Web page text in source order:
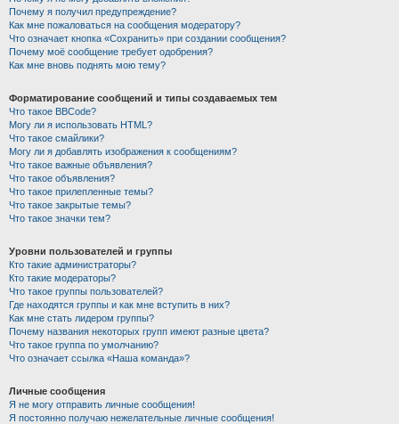
Почему я получил предупреждение?
Как мне пожаловаться на сообщения модератору?
Что означает кнопка «Сохранить» при создании сообщения?
Почему моё сообщение требует одобрения?
Как мне вновь поднять мою тему?
Форматирование сообщений и типы создаваемых тем
Что такое BBCode?
Могу ли я использовать HTML?
Что такое смайлики?
Могу ли я добавлять изображения к сообщениям?
Что такое важные объявления?
Что такое объявления?
Что такое прилепленные темы?
Что такое закрытые темы?
Что такое значки тем?
Уровни пользователей и группы
Кто такие администраторы?
Кто такие модераторы?
Что такое группы пользователей?
Где находятся группы и как мне вступить в них?
Как мне стать лидером группы?
Почему названия некоторых групп имеют разные цвета?
Что такое группа по умолчанию?
Что означает ссылка «Наша команда»?
Личные сообщения
Я не могу отправить личные сообщения!
Я постоянно получаю нежелательные личные сообщения!